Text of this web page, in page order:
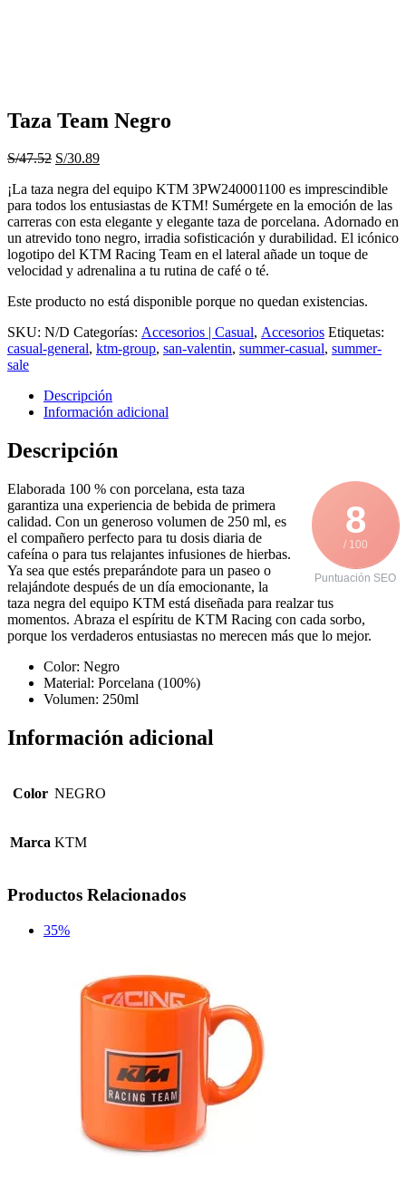
Taza Team Negro
S/47.52 El
original
era:
S/47.52.
S/30.89El
actual
es:
S/30.89.
¡La taza negra del equipo KTM 3PW240001100 es imprescindible
para todos los entusiastas de KTM! Sumérgete en la emoción de las
carreras con esta elegante y elegante taza de porcelana. Adornado en
un atrevido tono negro, irradia sofisticación y durabilidad. El icónico
logotipo del KTM Racing Team en el lateral añade un toque de
velocidad y adrenalina a tu rutina de café o té.
Este producto no está disponible porque no quedan existencias.
SKU: N/D Categorías: Accesorios | Casual, Accesorios Etiquetas:
casual-general, ktm-group, san-valentin, summer-casual, summer-
sale
Descripción
Información adicional
Descripción
8
/ 100
Puntuación SEO
Elaborada 100 % con porcelana, esta taza
garantiza una experiencia de bebida de primera
calidad. Con un generoso volumen de 250 ml, es
el compañero perfecto para tu dosis diaria de
cafeína o para tus relajantes infusiones de hierbas.
Ya sea que estés preparándote para un paseo o
relajándote después de un día emocionante, la
taza negra del equipo KTM está diseñada para realzar tus
momentos. Abraza el espíritu de KTM Racing con cada sorbo,
porque los verdaderos entusiastas no merecen más que lo mejor.
Color: Negro
Material: Porcelana (100%)
Volumen: 250ml
Información adicional
Color NEGRO
Marca KTM
Productos Relacionados
35%